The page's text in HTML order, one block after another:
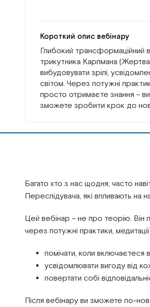
Короткий опис вебінару
Глибокий трансформаційний
трикутника Карпмана
вибудовувати зрілі,
світом. Через потужні
просто отримаєте знання – ви
зможете зробити крок до
Багато хто з нас щодня, часто
Переслідувача, які впливають на
Цей вебінар – не про теорію. Він
через потужні практики,
помічати, коли включаєтеся
усвідомлювати вигоду від
повертати собі
Після вебінару ви зможете по-